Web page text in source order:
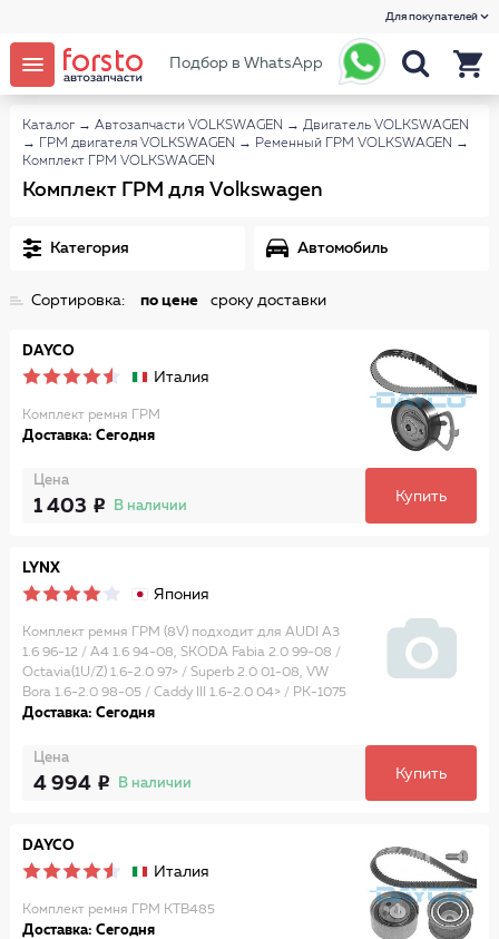
Для покупателей
Подбор в WhatsApp
Каталог → Автозапчасти VOLKSWAGEN → Двигатель VOLKSWAGEN
→
ГРМ двигателя VOLKSWAGEN → Ременный ГРМ VOLKSWAGEN →
Комплект ГРМ VOLKSWAGEN
Комплект ГРМ для Volkswagen
Категория Автомобиль
Сортировка: по цене сроку доставки
DAYCO
Италия
Комплект ремня ГРМ
Доставка: Сегодня
Цена
1 403 В наличии
Купить
LYNX
Япония
Комплект ремня ГРМ (8V) подходит для AUDI A3
1.6 96-12 / A4 1.6 94-08, SKODA Fabia 2.0 99-08 /
Octavia(1U/Z) 1.6-2.0 97> / Superb 2.0 01-08, VW
Bora 1.6-2.0 98-05 / Caddy III 1.6-2.0 04> / PK-1075
Доставка: Сегодня
Цена
4 994 В наличии
Купить
DAYCO
Италия
Комплект ремня ГРМ KTB485
Доставка: Сегодня